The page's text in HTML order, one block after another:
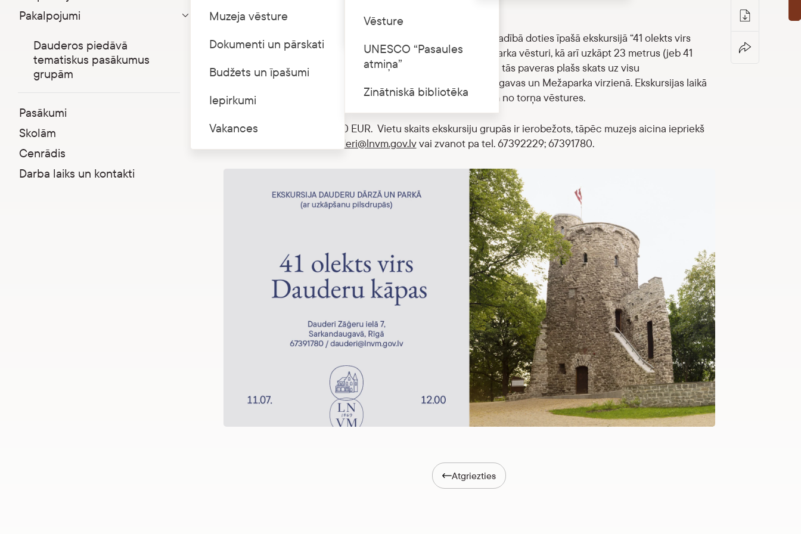
Cenrādis
Vēsture
UNESCO “Pasaules
atmiņa”
Zinātniskā bibliotēka
Muzeja vēsture
Dokumenti un pārskati
Budžets un īpašumi
Iepirkumi
Vakances
Pakalpojumi
Parādīt apakšizvēlni
Dauderos piedāvā
tematiskus pasākumus
grupām
Pasākumi
Skolām
Cenrādis
Darba laiks un kontakti
11. jūlijā plkst. 12.00 muzejs aicina interesentus muzeja gida vadībā doties īpašā ekskursijā “41 olekts virs
Dauderu kāpas”, kuras laikā varēs izzināt Dauderu dārza un parka vēsturi, kā arī uzkāpt 23 metrus (jeb 41
olekti) augstajā mākslīgo pilsdrupu-torņa skatu platformā. No tās paveras plašs skats uz visu
Sarkandaugavas apkaimi pāri alusdarītavas ēku jumtiem, Daugavas un Mežaparka virzienā. Ekskursijas laikā
būs iespēja arī iepazīties ar saglabātajām vizuālajām liecībām no torņa vēstures.
Maksa par ekskursiju – 6.00 EUR. Vietu skaits ekskursiju grupās ir ierobežots, tāpēc muzejs aicina iepriekš
dauderi@lnvm.gov.lvvai zvanot pa tel. 67392229; 67391780.
Atgriezties